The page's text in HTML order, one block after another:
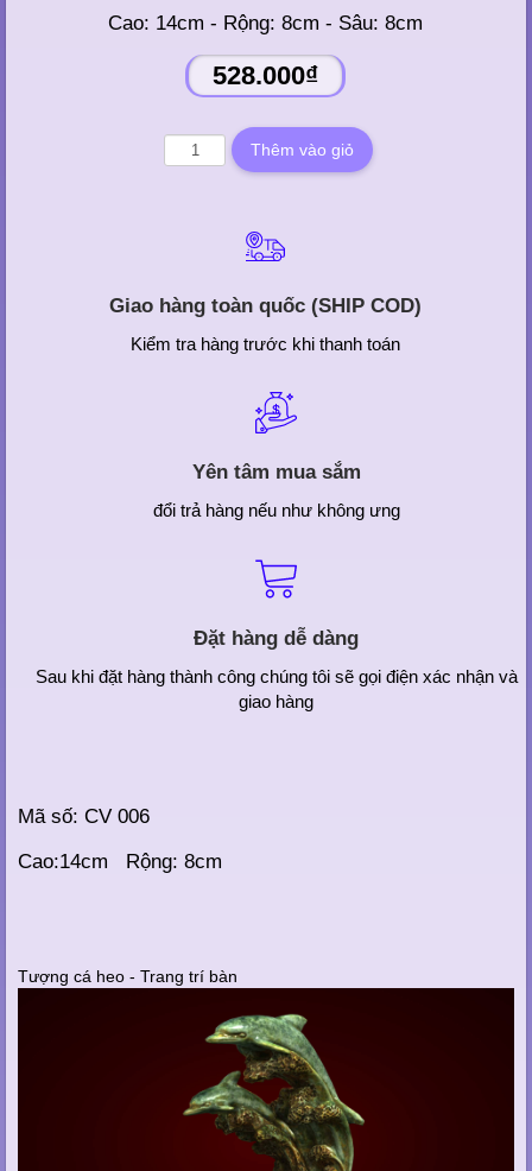
Cao: 14cm - Rộng: 8cm - Sâu: 8cm
528.000₫
Giao hàng toàn quốc (SHIP COD)
Kiểm tra hàng trước khi thanh toán
Yên tâm mua sắm
đổi trả hàng nếu như không ưng
Đặt hàng dễ dàng
Sau khi đặt hàng thành công chúng tôi sẽ gọi điện xác nhận và
giao hàng
Mã số: CV 006
Cao:14cm Rộng: 8cm
Tượng cá heo - Trang trí bàn